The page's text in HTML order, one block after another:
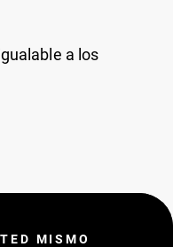
a los
MISMO